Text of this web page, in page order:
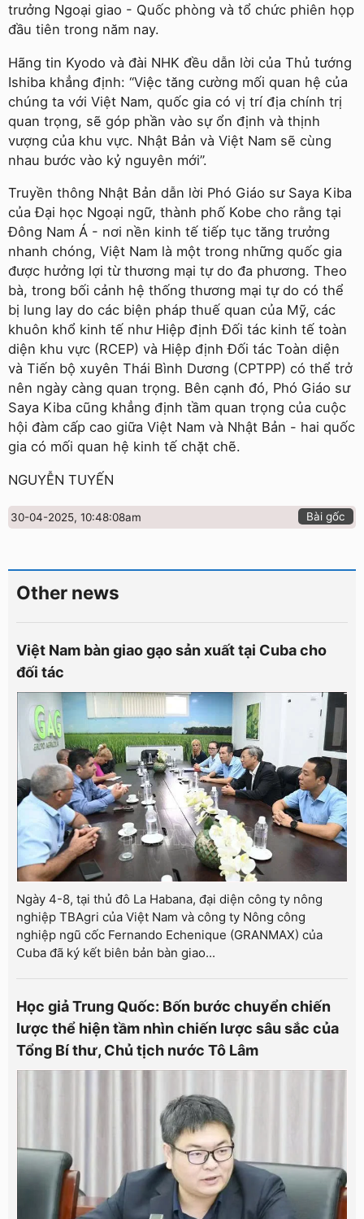
trưởng Ngoại giao - Quốc phòng và tổ chức phiên họp
đầu tiên trong năm nay.
Hãng tin Kyodo và đài NHK đều dẫn lời của Thủ tướng
Ishiba khẳng định: “Việc tăng cường mối quan hệ của
chúng ta với Việt Nam, quốc gia có vị trí địa chính trị
quan trọng, sẽ góp phần vào sự ổn định và thịnh
vượng của khu vực. Nhật Bản và Việt Nam sẽ cùng
nhau bước vào kỷ nguyên mới”.
Truyền thông Nhật Bản dẫn lời Phó Giáo sư Saya Kiba
của Đại học Ngoại ngữ, thành phố Kobe cho rằng tại
Đông Nam Á - nơi nền kinh tế tiếp tục tăng trưởng
nhanh chóng, Việt Nam là một trong những quốc gia
được hưởng lợi từ thương mại tự do đa phương. Theo
bà, trong bối cảnh hệ thống thương mại tự do có thể
bị lung lay do các biện pháp thuế quan của Mỹ, các
khuôn khổ kinh tế như Hiệp định Đối tác kinh tế toàn
diện khu vực (RCEP) và Hiệp định Đối tác Toàn diện
và Tiến bộ xuyên Thái Bình Dương (CPTPP) có thể trở
nên ngày càng quan trọng. Bên cạnh đó, Phó Giáo sư
Saya Kiba cũng khẳng định tầm quan trọng của cuộc
hội đàm cấp cao giữa Việt Nam và Nhật Bản - hai quốc
gia có mối quan hệ kinh tế chặt chẽ.
NGUYỄN TUYẾN
30-04-2025, 10:48:08am Bài gốc
Other news
Việt Nam bàn giao gạo sản xuất tại Cuba cho
đối tác
Ngày 4-8, tại thủ đô La Habana, đại diện công ty nông
nghiệp TBAgri của Việt Nam và công ty Nông công
nghiệp ngũ cốc Fernando Echenique (GRANMAX) của
Cuba đã ký kết biên bản bàn giao...
Học giả Trung Quốc: Bốn bước chuyển chiến
lược thể hiện tầm nhìn chiến lược sâu sắc của
Tổng Bí thư, Chủ tịch nước Tô Lâm